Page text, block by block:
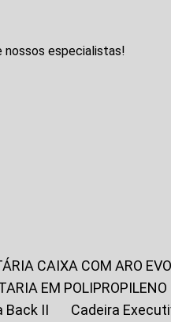
nossos especialistas!
CAIXA COM ARO
EM POLIPROPILENO
Back II
Cadeira